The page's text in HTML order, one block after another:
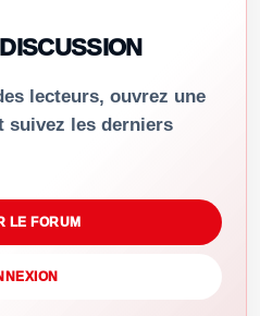
lecteurs, ouvrez une
suivez les derniers
LE FORUM